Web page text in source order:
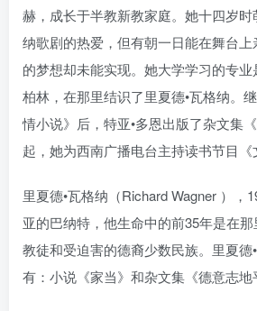
赫，成长于半教新教家庭。她十四岁时
纳歌剧的热爱，但有朝一日能在舞台
的梦想却未能实现。她大学学习的专
柏林，在那里结识了里夏德•瓦格纳。
情小说》后，特亚•多恩出版了杂文集
起，她为西南广播电台主持读书节目《
里夏德•瓦格纳（Richard Wagner ），
亚的巴纳特，他生命中的前35年是在
教徒和受迫害的德裔少数民族。里夏德
有：小说《家当》和杂文集《德意志地